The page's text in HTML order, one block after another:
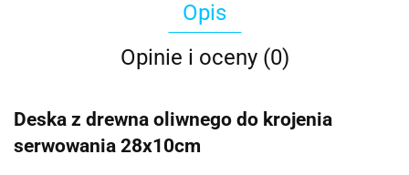
Opis
Opinie i oceny (0)
Deska z drewna oliwnego do krojenia
serwowania 28x10cm